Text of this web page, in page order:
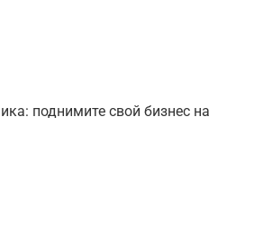
поднимите свой бизнес на